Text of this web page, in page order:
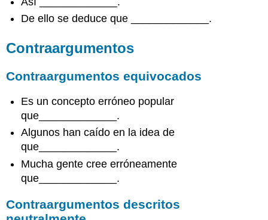
De ello se deduce que _____________.
Contraargumentos
Contraargumentos equivocados
Es un concepto erróneo popular
que_____________.
Algunos han caído en la idea de
que_____________.
Mucha gente cree erróneamente
que_____________.
Contraargumentos descritos